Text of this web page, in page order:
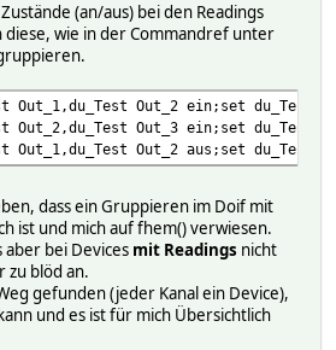
(an/aus) bei den Readings
diese, wie in der Commandref unter
Out_1,du_Test Out_2 ein;set
Out_2,du_Test Out_3 ein;set du_Test
Out_1,du_Test Out_2 aus;set
dass ein Gruppieren im Doif mit
ist und mich auf fhem() verwiesen.
bei Devices mit Readings nicht
zu blöd an.
gefunden (jeder Kanal ein Device),
und es ist für mich Übersichtlich